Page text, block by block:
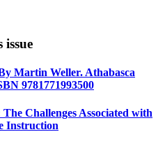
issue
Martin Weller. Athabasca
9781771993500
Challenges Associated with
Instruction